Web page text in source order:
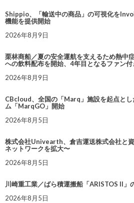
Shippio、「輸送中の商品」の可視化を
機能を提供開始
2026年8月9日
栗林商船／夏の安全運航を支えるため熱中
への飲料配布を開始、4年目となるファン
2026年8月9日
CBcloud、全国の「Marq」施設を起点と
ム「MarqGO」開始
2026年8月5日
株式会社Univearth、倉吉運送株式会社と
ネットワークを拡大〜
2026年8月5日
川崎重工業／ばら積運搬船「ARISTOS II」
2026年8月5日